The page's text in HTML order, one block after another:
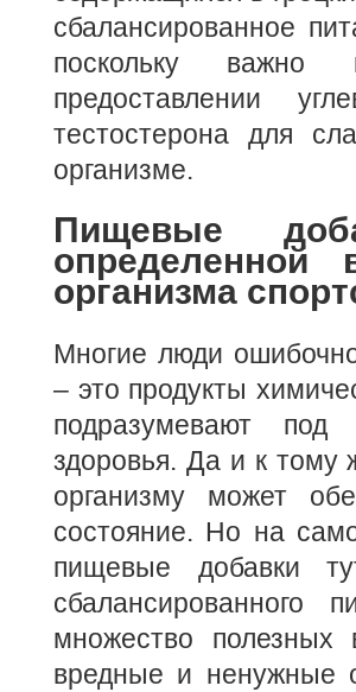
сбалансированное
поскольку
предоставлении
тестостерона для
организме.
Пищевые
определенной
организма
Многие люди
– это продукты
подразумевают
здоровья. Да и к тому
организму может
состояние. Но на
пищевые добавки
сбалансированного
множество
вредные и ненужные